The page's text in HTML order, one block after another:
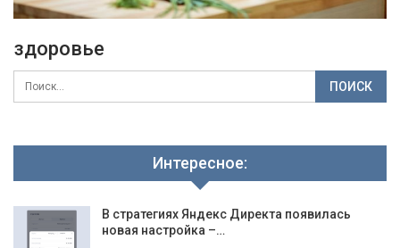
здоровье
Интересное:
В стратегиях Яндекс Директа появилась
новая настройка –…